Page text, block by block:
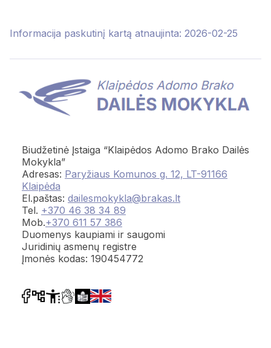
Informacija paskutinį kartą atnaujinta: 2026-02-25
Biudžetinė Įstaiga “Klaipėdos Adomo Brako Dailės
Mokykla”
Adresas: Paryžiaus Komunos g. 12, LT-91166
Klaipėda
El.paštas: dailesmokykla@brakas.lt
Tel. +370 46 38 34 89
Mob.+370 611 57 386
Duomenys kaupiami ir saugomi
Juridinių asmenų registre
Įmonės kodas: 190454772